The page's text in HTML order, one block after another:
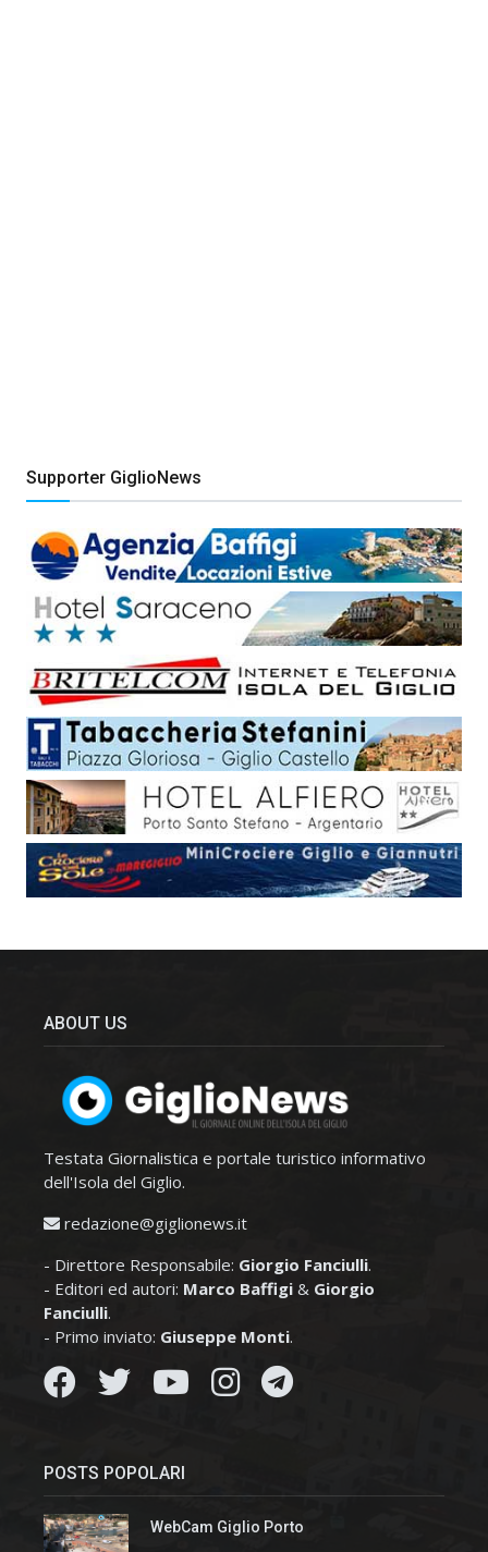
Supporter GiglioNews
ABOUT US
Testata Giornalistica e portale turistico informativo
dell'Isola del Giglio.
redazione@giglionews.it
- Direttore Responsabile: Giorgio Fanciulli.
- Editori ed autori: Marco Baffigi & Giorgio
Fanciulli.
- Primo inviato: Giuseppe Monti.
POSTS POPOLARI
WebCam Giglio Porto